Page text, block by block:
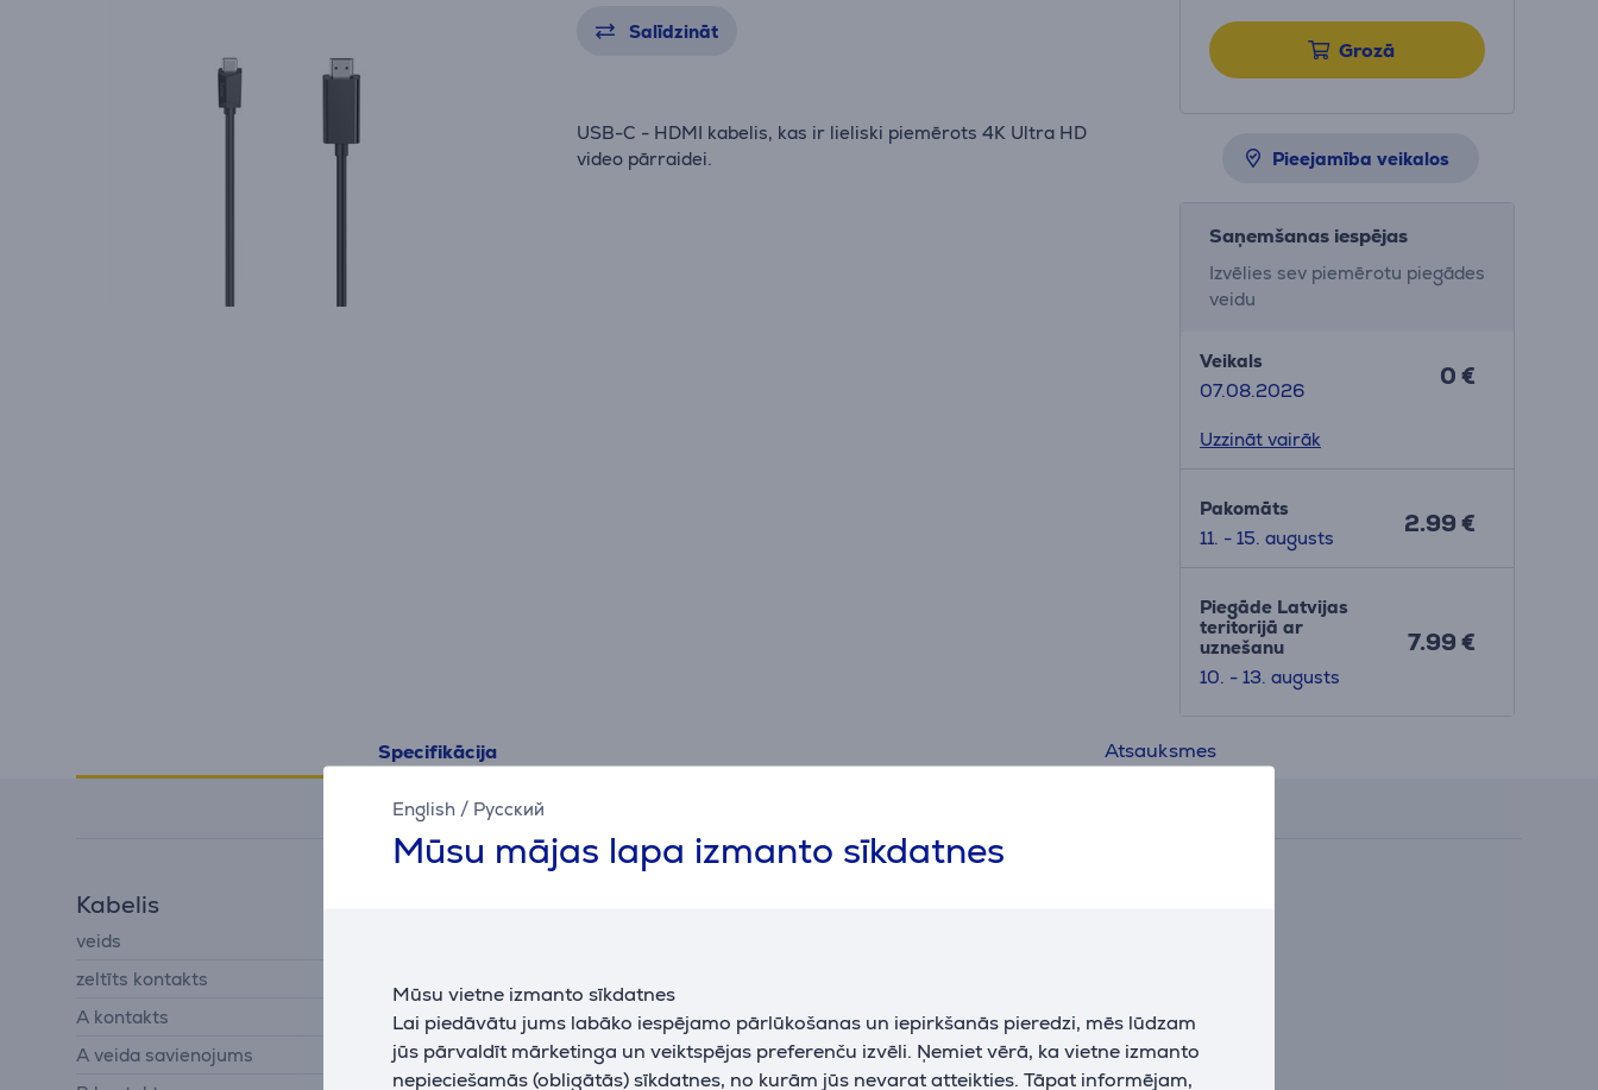
English / Русский
Mūsu mājas lapa izmanto sīkdatnes
Mūsu vietne izmanto sīkdatnes
Lai piedāvātu jums labāko iespējamo pārlūkošanas un iepirkšanās pieredzi, mēs lūdzam
jūs pārvaldīt mārketinga un veiktspējas preferenču izvēli. Ņemiet vērā, ka vietne izmanto
nepieciešamās (obligātās) sīkdatnes, no kurām jūs nevarat atteikties. Tāpat informējam,
Salīdzināt
USB-C - HDMI kabelis, kas ir lieliski piemērots 4K Ultra HD
video pārraidei.
Grozā
Pieejamība veikalos
Saņemšanas iespējas
Izvēlies sev piemērotu piegādes
veidu
Veikals
07.08.2026
0 €
Uzzināt vairāk
Pakomāts
11. - 15. augusts
2.99 €
Piegāde Latvijas
teritorijā ar
uznešanu
10. - 13. augusts
7.99 €
Specifikācija Atsauksmes
Kabelis
veids
zeltīts kontakts
A kontakts
USB-C
A veida savienojums
spraudnis
Vispārējais parametrs
ražotājs
Hama